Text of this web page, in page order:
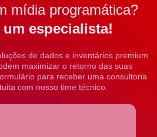
mídia programática?
um especialista!
de dados e inventários premium
maximizar o retorno das suas
para receber uma consultoria
com nosso time técnico.